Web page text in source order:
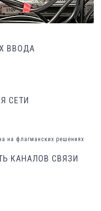
ВВОДА
СЕТИ
на флагманских решениях
КАНАЛОВ СВЯЗИ